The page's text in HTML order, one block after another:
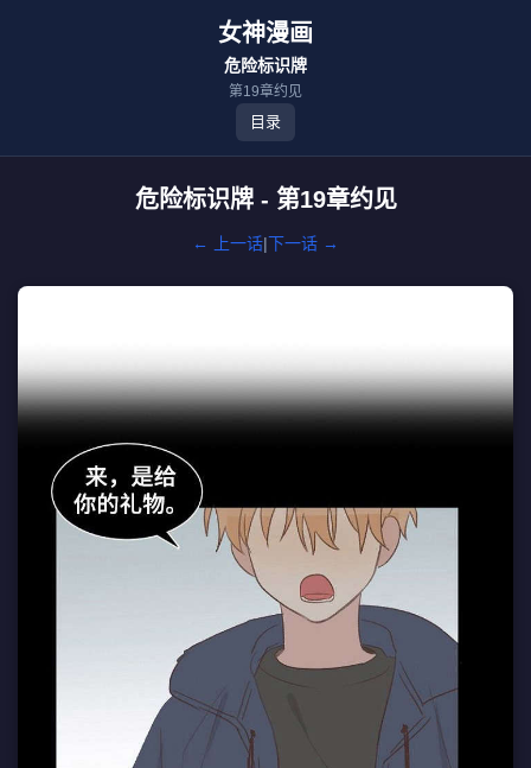
女神漫画
危险标识牌
第19章约见
目录
危险标识牌 - 第19章约见
← 上一话|下一话 →